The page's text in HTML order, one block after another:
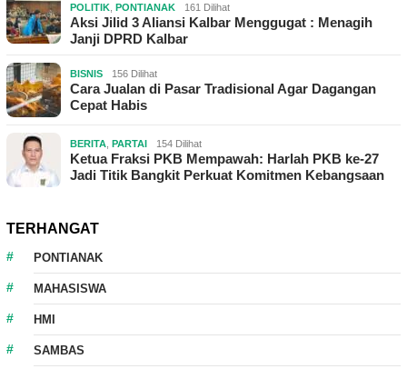
POLITIK, PONTIANAK 161 Dilihat
Aksi Jilid 3 Aliansi Kalbar Menggugat : Menagih
Janji DPRD Kalbar
BISNIS 156 Dilihat
Cara Jualan di Pasar Tradisional Agar Dagangan
Cepat Habis
BERITA, PARTAI 154 Dilihat
Ketua Fraksi PKB Mempawah: Harlah PKB ke-27
Jadi Titik Bangkit Perkuat Komitmen Kebangsaan
TERHANGAT
PONTIANAK
MAHASISWA
HMI
SAMBAS